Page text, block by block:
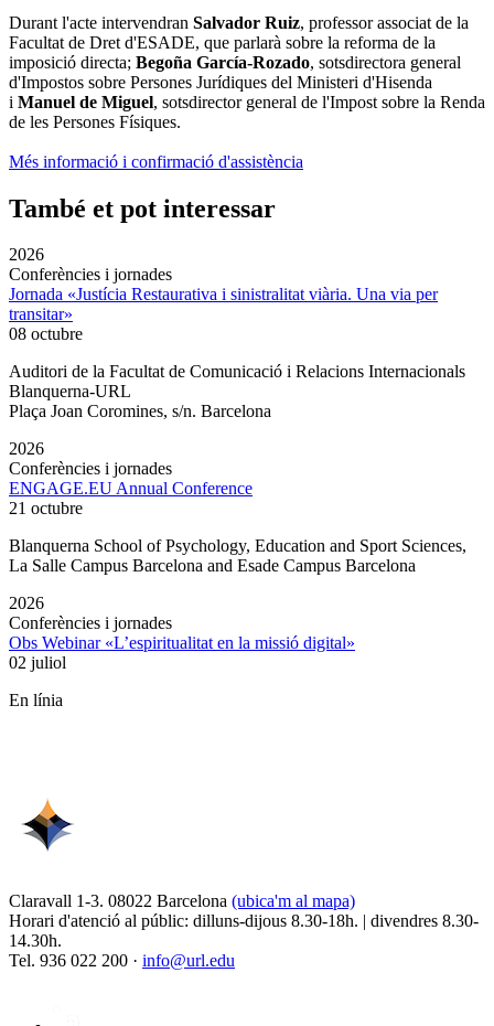
Durant l'acte intervendran Salvador Ruiz, professor associat de la
Facultat de Dret d'ESADE, que parlarà sobre la reforma de la
imposició directa; Begoña García-Rozado, sotsdirectora general
d'Impostos sobre Persones Jurídiques del Ministeri d'Hisenda
i Manuel de Miguel, sotsdirector general de l'Impost sobre la Renda
de les Persones Físiques.
Més informació i confirmació d'assistència
També et pot interessar
2026
Conferències i jornades
Jornada «Justícia Restaurativa i sinistralitat viària. Una via per
transitar»
08 octubre
Auditori de la Facultat de Comunicació i Relacions Internacionals
Blanquerna-URL
Plaça Joan Coromines, s/n. Barcelona
2026
Conferències i jornades
ENGAGE.EU Annual Conference
21 octubre
Blanquerna School of Psychology, Education and Sport Sciences,
La Salle Campus Barcelona and Esade Campus Barcelona
2026
Conferències i jornades
Obs Webinar «L’espiritualitat en la missió digital»
02 juliol
En línia
Claravall 1-3. 08022 Barcelona (ubica'm al mapa)
Horari d'atenció al públic: dilluns-dijous 8.30-18h. | divendres 8.30-
14.30h.
Tel. 936 022 200 · info@url.edu